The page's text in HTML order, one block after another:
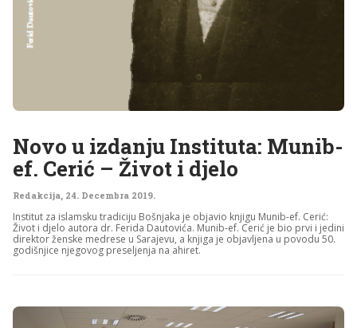
Novo u izdanju Instituta: Munib-
ef. Cerić – Život i djelo
Redakcija 24. Decembra 2019.
Institut za islamsku tradiciju Bošnjaka je objavio knjigu Munib-ef. Cerić:
Život i djelo autora dr. Ferida Dautovića. Munib-ef. Cerić je bio prvi i jedini
direktor ženske medrese u Sarajevu, a knjiga je objavljena u povodu 50.
godišnjice njegovog preseljenja na ahiret.